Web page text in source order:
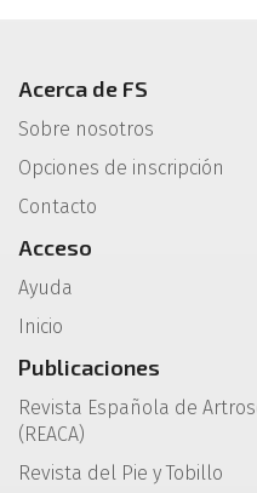
Acerca de FS
Sobre nosotros
Opciones de inscripción
Contacto
Acceso
Ayuda
Inicio
Publicaciones
Revista Española de
(REACA)
Revista del Pie y Tobillo